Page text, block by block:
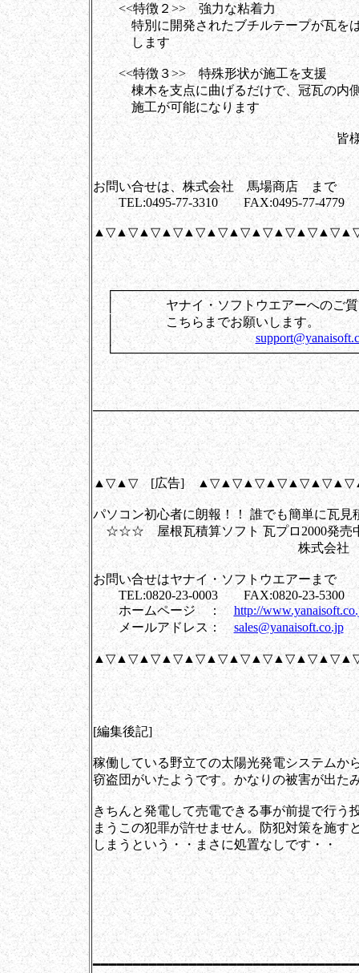
<<特徴２>> 強力な粘着力
特別に開発されたブチルテープが瓦をは
します
<<特徴３>> 特殊形状が施工を支援
棟木を支点に曲げるだけで、冠瓦の内側
施工が可能になります
皆様と創ります
株式会社
お問い合せは、株式会社 馬場商店 まで
TEL:0495-77-3310 FAX:0495-77-4779
│ ヤナイ・ソフトウエアーへのご
│ こちらまでお
│
▲▽▲▽ [広告]
パソコン初心者に朗報！！ 誰でも簡単に瓦見
☆☆☆ 屋根瓦積算ソフト 瓦プロ2000発
株式会社 ヤナイ・ソ
お問い合せはヤナイ・ソフトウエアーまで
TEL:0820-23-0003 FAX:0820-23-5300
ホームページ ： http://
メールアドレス： sales@yanaisoft.co.jp
[編集後記]
稼働している野立ての太陽光発電システムか
窃盗団がいたようです。かなりの被害が出た
きちんと発電して売電できる事が前提で行う
まうこの犯罪が許せません。防犯対策を施す
しまうという・・まさに処置なしです・・
[岩